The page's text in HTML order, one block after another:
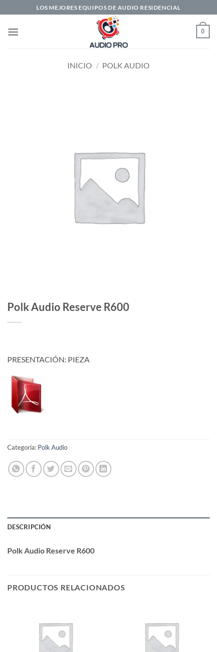
al
contenido
LOS MEJORES EQUIPOS DE AUDIO RESIDENCIAL
0
INICIO / POLK AUDIO
Polk Audio Reserve R600
PRESENTACIÓN: PIEZA
Categoría: Polk Audio
DESCRIPCIÓN
Polk Audio Reserve R600
PRODUCTOS RELACIONADOS